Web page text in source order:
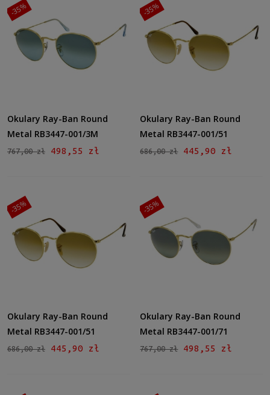
Brązowy/Beżowy
Złoty(32)
Srebrny(3)
Niebieski
Tak
Rodzaj
Pełne (52)
Możliwość montażu soczewek z korekcją
Okulary Ray-Ban Round
Metal RB3447-001/3M
767,00 zł 498,55 zł
-35%
Okulary Ray-Ban Round
Metal RB3447-001/51
686,00 zł 445,90 zł
-35%
Okulary Ray-Ban Round
Metal RB3447-001/51
686,00 zł 445,90 zł
-35%
Okulary Ray-Ban Round
Metal RB3447-001/71
767,00 zł 498,55 zł
-35%